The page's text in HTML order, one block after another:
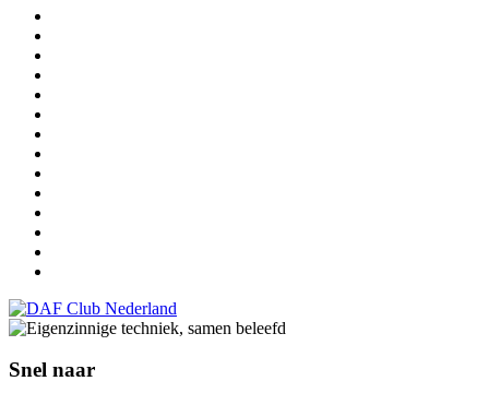
Snel naar